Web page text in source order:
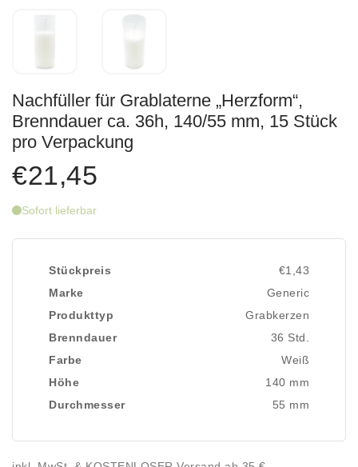
Nachfüller für Grablaterne „Herzform“,
Brenndauer ca. 36h, 140/55 mm, 15 Stück
pro Verpackung
€21,45
Sofort lieferbar
Stückpreis
€1,43
Marke
Generic
Produkttyp
Grabkerzen
Brenndauer
36 Std.
Farbe
Weiß
Höhe
140 mm
Durchmesser
55 mm